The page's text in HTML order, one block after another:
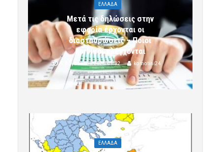
ΕΛΛΑΔΑ
Μετά τις δηλώσεις στην
εφορία έρχονται οι
διασταυρώσεις – Ποιοι
κωδικοί ελέγχονται
5 Αυγούστου 2026 09:32 komotini24
ΕΛΛΑΔΑ